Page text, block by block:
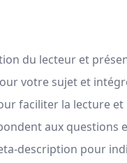
du lecteur et
votre sujet et
faciliter la lecture et
aux questions
description pour